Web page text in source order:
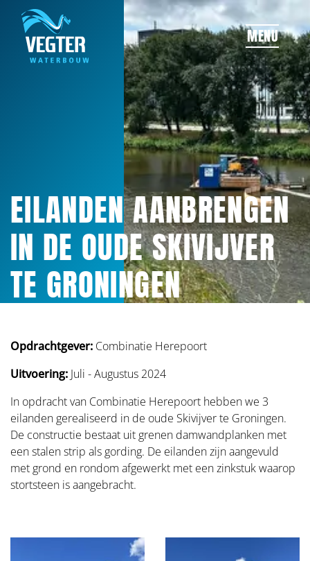
OVERSLAAN
MENU
EILANDEN AANBRENGEN
IN DE OUDE SKIVIJVER
TE GRONINGEN
Opdrachtgever: Combinatie Herepoort
Uitvoering: Juli - Augustus 2024
In opdracht van Combinatie Herepoort hebben we 3
eilanden gerealiseerd in de oude Skivijver te Groningen.
De constructie bestaat uit grenen damwandplanken met
een stalen strip als gording. De eilanden zijn aangevuld
met grond en rondom afgewerkt met een zinkstuk waarop
stortsteen is aangebracht.
Foto